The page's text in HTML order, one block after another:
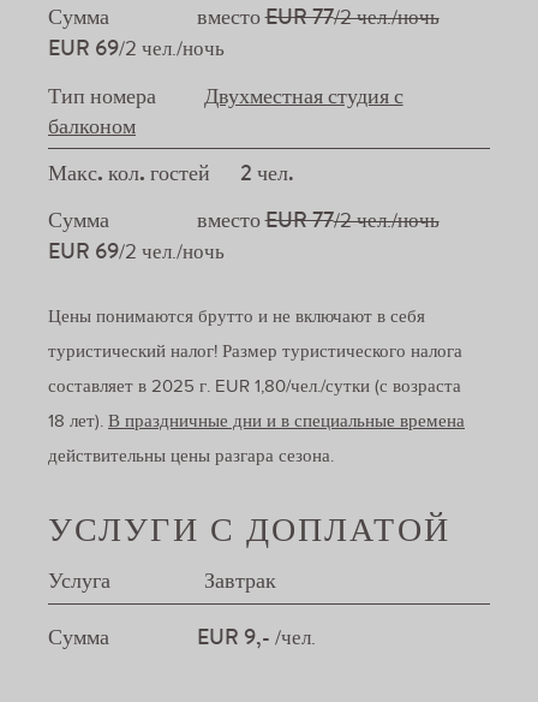
Сумма вместоEUR 77/2 чел./ночь
EUR 69/2 чел./ночь
Тип номера
Двухместная студия с
балконом
Макс. кол. гостей 2 чел.
Сумма вместоEUR 77/2 чел./ночь
EUR 69/2 чел./ночь
Цены понимаются брутто и не включают в себя
туристический налог! Размер туристического налога
составляет в 2025 г. EUR 1,80/чел./сутки (с возраста
18 лет). В праздничные дни и в специальные времена
действительны цены разгара сезона.
УСЛУГИ С ДОПЛАТОЙ
Услуга Завтрак
Сумма EUR 9,- /чел.